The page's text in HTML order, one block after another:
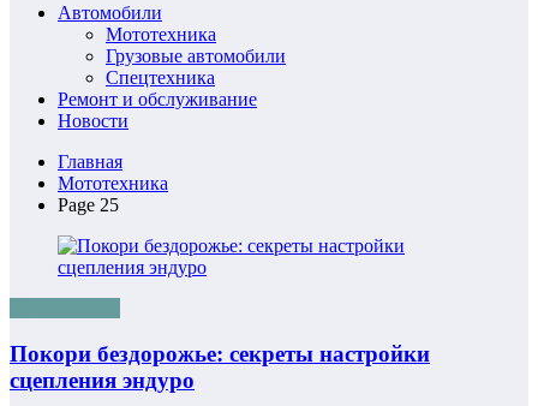
Автомобили
Мототехника
Грузовые автомобили
Спецтехника
Ремонт и обслуживание
Новости
Главная
Мототехника
Page 25
Покори бездорожье: секреты настройки
сцепления эндуро